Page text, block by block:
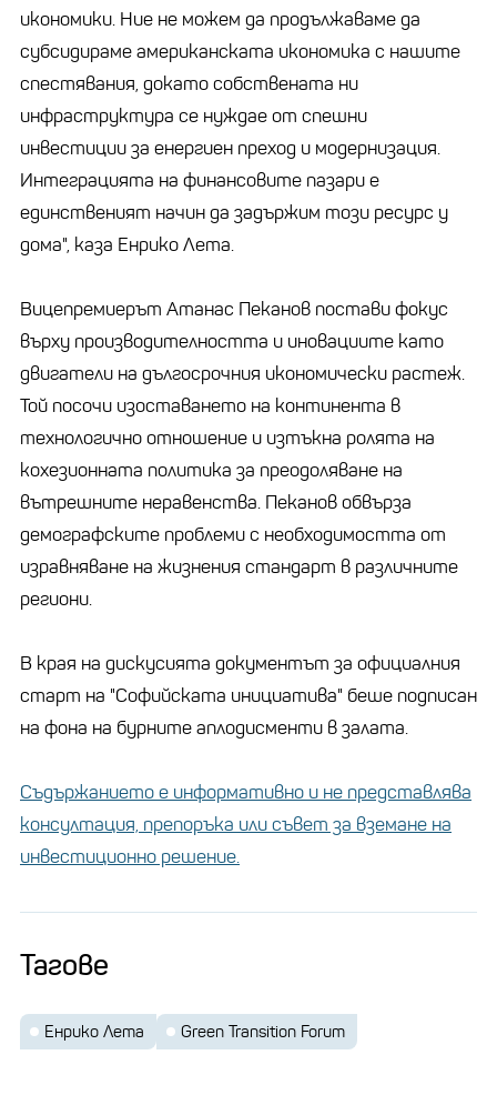
икономики. Ние не можем да продължаваме да
субсидираме американската икономика с нашите
спестявания, докато собствената ни
инфраструктура се нуждае от спешни
инвестиции за енергиен преход и модернизация.
Интеграцията на финансовите пазари е
единственият начин да задържим този ресурс у
дома", каза Енрико Лета.
Вицепремиерът Атанас Пеканов постави фокус
върху производителността и иновациите като
двигатели на дългосрочния икономически растеж.
Той посочи изоставането на континента в
технологично отношение и изтъкна ролята на
кохезионната политика за преодоляване на
вътрешните неравенства. Пеканов обвърза
демографските проблеми с необходимостта от
изравняване на жизнения стандарт в различните
региони.
В края на дискусията документът за официалния
старт на "Софийската инициатива" беше подписан
на фона на бурните аплодисменти в залата.
Съдържанието е информативно и не представлява
консултация, препоръка или съвет за вземане на
инвестиционно решение.
Тагове
Енрико Лета Green Transition Forum